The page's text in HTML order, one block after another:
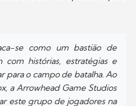
se como um bastião de
com histórias, estratégias e
para o campo de batalha. Ao
a Arrowhead Game Studios
este grupo de jogadores na